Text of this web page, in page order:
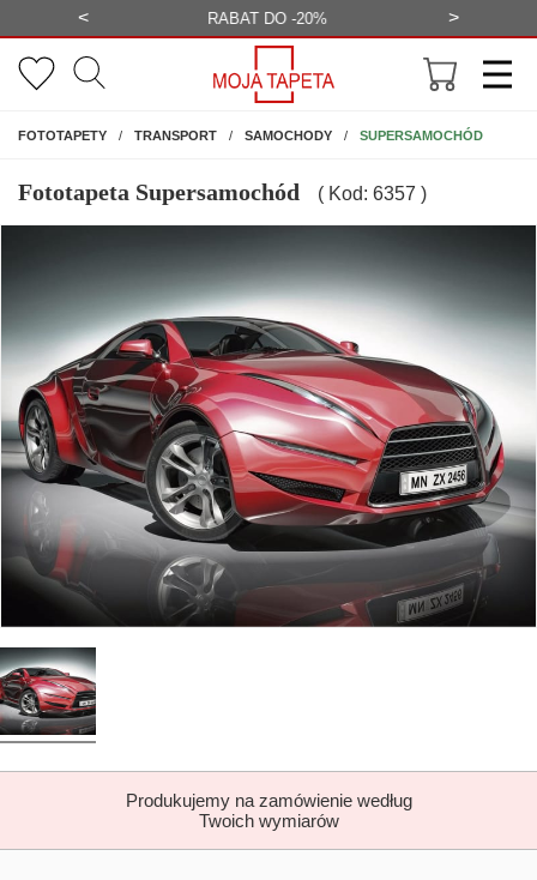
< BEZPŁATNA WIZUALIZACJA >
FOTOTAPETYNA ŚCIANĘ
TRANSPORT SAMOCHODY SUPERSAMOCHÓD
Fototapeta Supersamochód ( Kod: 6357 )
Produkujemy na zamówienie według
Twoich wymiarów